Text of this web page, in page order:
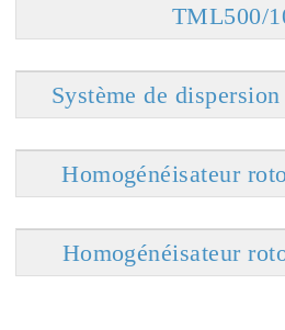
TML500/
Système de
Homogénéisateur
Homogénéisateur